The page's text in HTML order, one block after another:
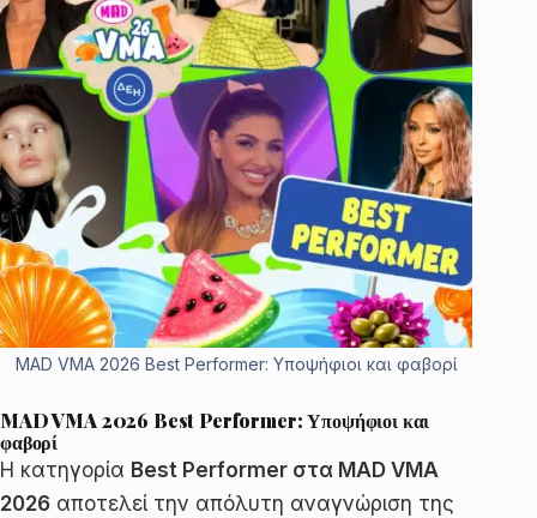
MAD VMA 2026 Best Performer: Υποψήφιοι και φαβορί
MAD VMA 2026 Best Performer: Υποψήφιοι και
φαβορί
Η κατηγορία Best Performer στα MAD VMA
2026 αποτελεί την απόλυτη αναγνώριση της